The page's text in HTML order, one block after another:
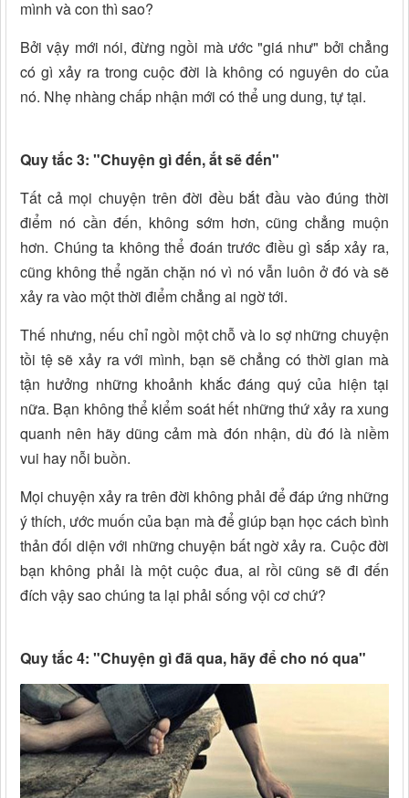
mình và con thì sao?
Bởi vậy mới nói, đừng ngồi mà ước "giá như" bởi chẳng
có gì xảy ra trong cuộc đời là không có nguyên do của
nó. Nhẹ nhàng chấp nhận mới có thể ung dung, tự tại.
Quy tắc 3: "Chuyện gì đến, ắt sẽ đến"
Tất cả mọi chuyện trên đời đều bắt đầu vào đúng thời
điểm nó cần đến, không sớm hơn, cũng chẳng muộn
hơn. Chúng ta không thể đoán trước điều gì sắp xảy ra,
cũng không thể ngăn chặn nó vì nó vẫn luôn ở đó và sẽ
xảy ra vào một thời điểm chẳng ai ngờ tới.
Thế nhưng, nếu chỉ ngồi một chỗ và lo sợ những chuyện
tồi tệ sẽ xảy ra với mình, bạn sẽ chẳng có thời gian mà
tận hưởng những khoảnh khắc đáng quý của hiện tại
nữa. Bạn không thể kiểm soát hết những thứ xảy ra xung
quanh nên hãy dũng cảm mà đón nhận, dù đó là niềm
vui hay nỗi buồn.
Mọi chuyện xảy ra trên đời không phải để đáp ứng những
ý thích, ước muốn của bạn mà để giúp bạn học cách bình
thản đối diện với những chuyện bất ngờ xảy ra. Cuộc đời
bạn không phải là một cuộc đua, ai rồi cũng sẽ đi đến
đích vậy sao chúng ta lại phải sống vội cơ chứ?
Quy tắc 4: "Chuyện gì đã qua, hãy để cho nó qua"